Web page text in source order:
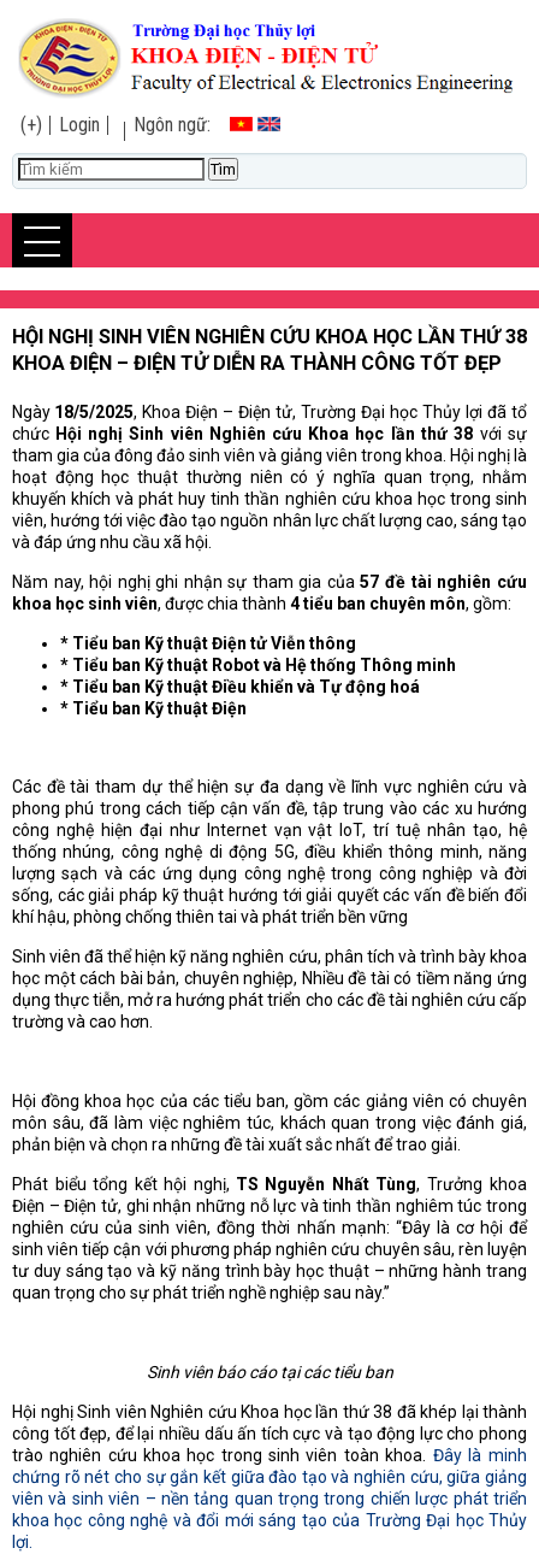
(+) Login Ngôn ngữ:
HỘI NGHỊ SINH VIÊN NGHIÊN CỨU KHOA HỌC LẦN THỨ 38
KHOA ĐIỆN – ĐIỆN TỬ DIỄN RA THÀNH CÔNG TỐT ĐẸP
Ngày 18/5/2025, Khoa Điện – Điện tử, Trường Đại học Thủy lợi đã tổ
chức Hội nghị Sinh viên Nghiên cứu Khoa học lần thứ 38 với sự
tham gia của đông đảo sinh viên và giảng viên trong khoa. Hội nghị là
hoạt động học thuật thường niên có ý nghĩa quan trọng, nhằm
khuyến khích và phát huy tinh thần nghiên cứu khoa học trong sinh
viên, hướng tới việc đào tạo nguồn nhân lực chất lượng cao, sáng tạo
và đáp ứng nhu cầu xã hội.
Năm nay, hội nghị ghi nhận sự tham gia của 57 đề tài nghiên cứu
khoa học sinh viên, được chia thành 4 tiểu ban chuyên môn, gồm:
* Tiểu ban Kỹ thuật Điện tử Viễn thông
* Tiểu ban Kỹ thuật Robot và Hệ thống Thông minh
* Tiểu ban Kỹ thuật Điều khiển và Tự động hoá
* Tiểu ban Kỹ thuật Điện
Các đề tài tham dự thể hiện sự đa dạng về lĩnh vực nghiên cứu và
phong phú trong cách tiếp cận vấn đề, tập trung vào các xu hướng
công nghệ hiện đại như Internet vạn vật IoT, trí tuệ nhân tạo, hệ
thống nhúng, công nghệ di động 5G, điều khiển thông minh, năng
lượng sạch và các ứng dụng công nghệ trong công nghiệp và đời
sống, các giải pháp kỹ thuật hướng tới giải quyết các vấn đề biến đổi
khí hậu, phòng chống thiên tai và phát triển bền vững
Sinh viên đã thể hiện kỹ năng nghiên cứu, phân tích và trình bày khoa
học một cách bài bản, chuyên nghiệp, Nhiều đề tài có tiềm năng ứng
dụng thực tiễn, mở ra hướng phát triển cho các đề tài nghiên cứu cấp
trường và cao hơn.
Hội đồng khoa học của các tiểu ban, gồm các giảng viên có chuyên
môn sâu, đã làm việc nghiêm túc, khách quan trong việc đánh giá,
phản biện và chọn ra những đề tài xuất sắc nhất để trao giải.
Phát biểu tổng kết hội nghị, TS Nguyễn Nhất Tùng, Trưởng khoa
Điện – Điện tử, ghi nhận những nỗ lực và tinh thần nghiêm túc trong
nghiên cứu của sinh viên, đồng thời nhấn mạnh: “Đây là cơ hội để
sinh viên tiếp cận với phương pháp nghiên cứu chuyên sâu, rèn luyện
tư duy sáng tạo và kỹ năng trình bày học thuật – những hành trang
quan trọng cho sự phát triển nghề nghiệp sau này.”
Sinh viên báo cáo tại các tiểu ban
Hội nghị Sinh viên Nghiên cứu Khoa học lần thứ 38 đã khép lại thành
công tốt đẹp, để lại nhiều dấu ấn tích cực và tạo động lực cho phong
trào nghiên cứu khoa học trong sinh viên toàn khoa. Đây là minh
chứng rõ nét cho sự gắn kết giữa đào tạo và nghiên cứu, giữa giảng
viên và sinh viên – nền tảng quan trọng trong chiến lược phát triển
khoa học công nghệ và đổi mới sáng tạo của Trường Đại học Thủy
lợi.